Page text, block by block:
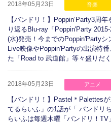
2018年05月23日 音楽
【バンドリ！】Poppin‘Party3周
り返るBlu-ray「Poppin'Party
(水)発売！今までのPoppin'Party
Live映像やPoppin'Partyの出演特
た「Road to 武道館」等々盛りだ
2018年05月23日 アニメ
【バンドリ！】Pastel＊Palettes
てるらいふ」の1話が「 バンドリ
らいふは毎週木曜「バンドリ！TV